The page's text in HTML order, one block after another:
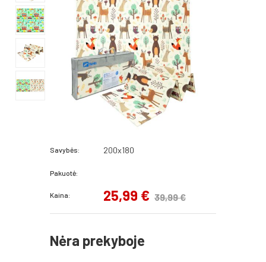
Savybės: 200x180
Pakuotė:
Kaina: 25,99 € 39,99 €
Nėra prekyboje